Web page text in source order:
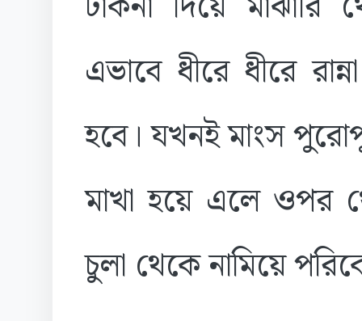
এভাবে ধীরে ধীরে
হবে। যখনই মাংস
মাখা হয়ে এলে ওপর
চুলা থেকে নামিয়ে